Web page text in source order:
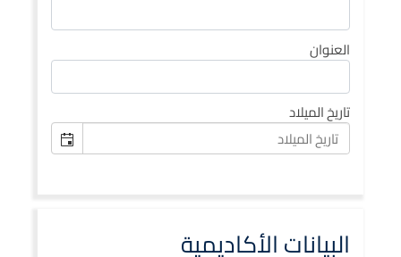
العنوان
تاريخ الميلاد
البيانات الأكاديمية